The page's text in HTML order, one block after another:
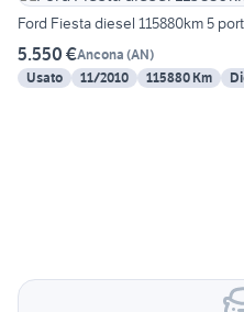
Ford Fiesta diesel 115880km 5
5.550 €Ancona (AN)
Usato
11/2010 115880 Km